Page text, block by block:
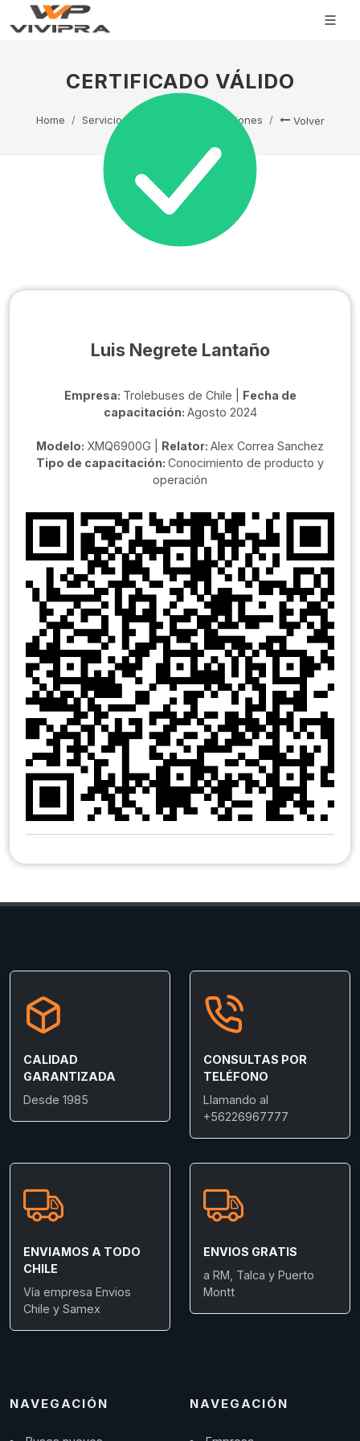
CERTIFICADO VÁLIDO
Home Servicio Técnico Capacitaciones Volver
Luis Negrete Lantaño
Empresa: Trolebuses de Chile | Fecha de
capacitación: Agosto 2024
Modelo: XMQ6900G | Relator: Alex Correa Sanchez
Tipo de capacitación: Conocimiento de producto y
operación
CALIDAD
GARANTIZADA
Desde 1985
CONSULTAS POR
TELÉFONO
Llamando al
+56226967777
ENVIAMOS A TODO
CHILE
Vía empresa Envios
Chile y Samex
ENVIOS GRATIS
a RM, Talca y Puerto
Montt
NAVEGACIÓN NAVEGACIÓN